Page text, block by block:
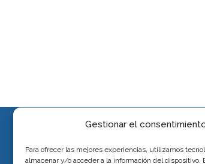
Gestionar el
Para ofrecer las mejores experiencias, utilizamos
almacenar y/o acceder a la información del dispositivo.